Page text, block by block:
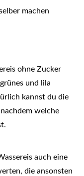
ohne Zucker
und lila
kannst du die
welche
auch eine
die ansonsten